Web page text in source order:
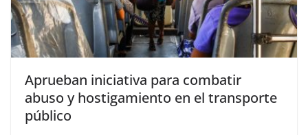
Aprueban iniciativa para combatir
abuso y hostigamiento en el transporte
público